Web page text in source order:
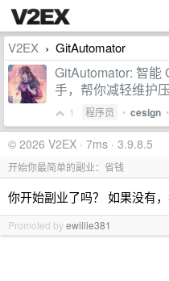
V2EX › GitAutomator
GitAutomator: 智能
手，帮你减轻维护
1 程序员 • cesign •
© 2026 V2EX · 7ms · 3.9.8.5
开始你最简单的副业：省钱
你开始副业了吗？ 如果没有
Promoted byewillie381